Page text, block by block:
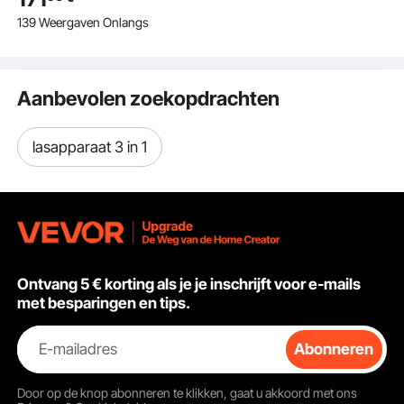
automatisch/handmati
g lassen en 7
repareren van deuken
vrachtwagens
139 Weergaven Onlangs
Aanbevolen zoekopdrachten
lasapparaat 3 in 1
Ontvang 5 € korting als je je inschrijft voor e-mails
met besparingen en tips.
E-mailadres Abonneren
Door op de knopabonneren te klikken, gaat u akkoord met ons